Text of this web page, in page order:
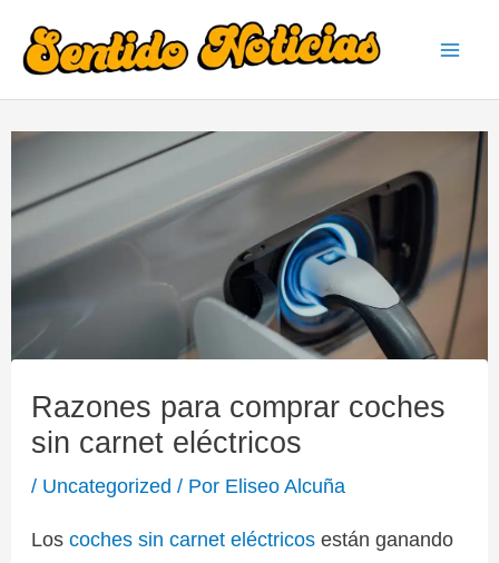
Razones para comprar coches
sin carnet eléctricos
/ Uncategorized / Por Eliseo Alcuña
Loscoches sin carnet eléctricos están ganando